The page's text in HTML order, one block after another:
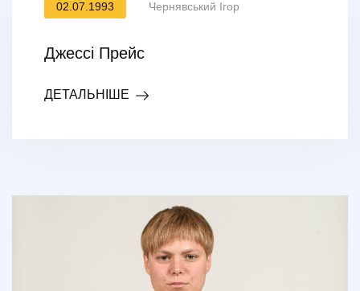
02.07.1993 Чернявський Ігор
Джессі Прейс
ДЕТАЛЬНІШЕ